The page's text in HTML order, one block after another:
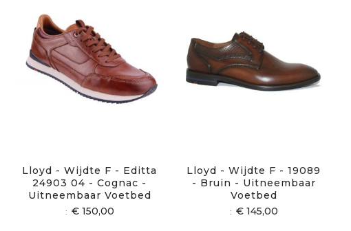
Lloyd - Wijdte F - Editta
24903 04 - Cognac -
Uitneembaar Voetbed
€ 150,00
Lloyd - Wijdte F - 19089
- Bruin - Uitneembaar
Voetbed
€ 145,00